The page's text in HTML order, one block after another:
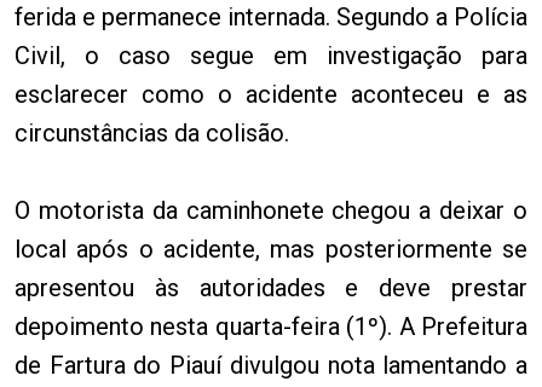
ferida e permanece internada. Segundo a Polícia
Civil, o caso segue em investigação para
esclarecer como o acidente aconteceu e as
circunstâncias da colisão.
O motorista da caminhonete chegou a deixar o
local após o acidente, mas posteriormente se
apresentou às autoridades e deve prestar
depoimento nesta quarta-feira (1º). A Prefeitura
de Fartura do Piauí divulgou nota lamentando a